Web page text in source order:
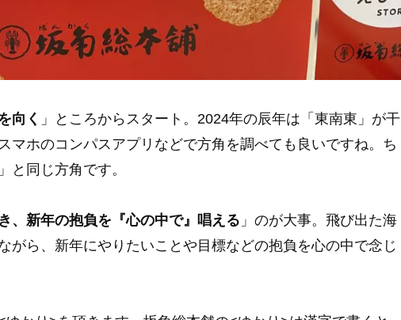
向く 」ところからスタート。2024年の辰年は「東南東」が干
マホのコンパスアプリなどで方角を調べても良いですね。ち
と同じ方角です。
、新年の抱負を『心の中で』唱える 」のが大事。飛び出た海
がら、新年にやりたいことや目標などの抱負を心の中で念じ